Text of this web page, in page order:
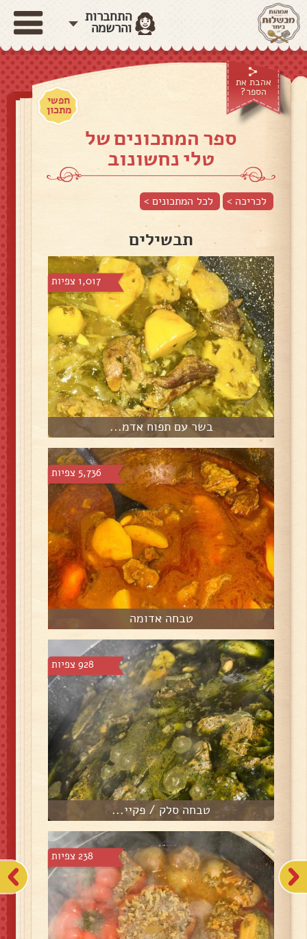
התחברות
והרשמה
אהבת את
הספר?
חפשי
מתכון
ספר המתכונים של
טלי נחשונוב
לכריכה > לכל המתכונים >
תבשילים
1,017 צפיות
בשר עם תפוח אדמ...
5,736 צפיות
טבחה אדומה
928 צפיות
טבחה סלק / פקיי...
238 צפיות